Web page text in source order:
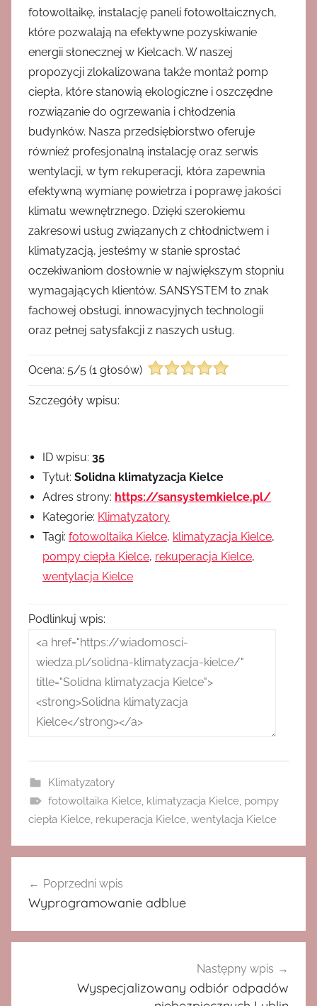
fotowoltaikę, instalację paneli fotowoltaicznych,
które pozwalają na efektywne pozyskiwanie
energii słonecznej w Kielcach. W naszej
propozycji zlokalizowana także montaż pomp
ciepła, które stanowią ekologiczne i oszczędne
rozwiązanie do ogrzewania i chłodzenia
budynków. Nasza przedsiębiorstwo oferuje
również profesjonalną instalację oraz serwis
wentylacji, w tym rekuperacji, która zapewnia
efektywną wymianę powietrza i poprawę jakości
klimatu wewnętrznego. Dzięki szerokiemu
zakresowi usług związanych z chłodnictwem i
klimatyzacją, jesteśmy w stanie sprostać
oczekiwaniom dosłownie w największym stopniu
wymagających klientów. SANSYSTEM to znak
fachowej obsługi, innowacyjnych technologii
oraz pełnej satysfakcji z naszych usług.
Ocena: 5/5 (1 głosów)
Szczegóły wpisu:
ID wpisu: 35
Tytuł: Solidna klimatyzacja Kielce
Adres strony: https://sansystemkielce.pl/
Kategorie: Klimatyzatory
Tagi: fotowoltaika Kielce, klimatyzacja Kielce,
pompy ciepła Kielce, rekuperacja Kielce,
wentylacja Kielce
Podlinkuj wpis:
Klimatyzatory
fotowoltaika Kielce, klimatyzacja Kielce, pompy
ciepła Kielce rekuperacja Kielce wentylacja Kielce
wpisu
Poprzedni wpis
Wyprogramowanie adblue
Następny wpis
Wyspecjalizowany odbiór odpadów